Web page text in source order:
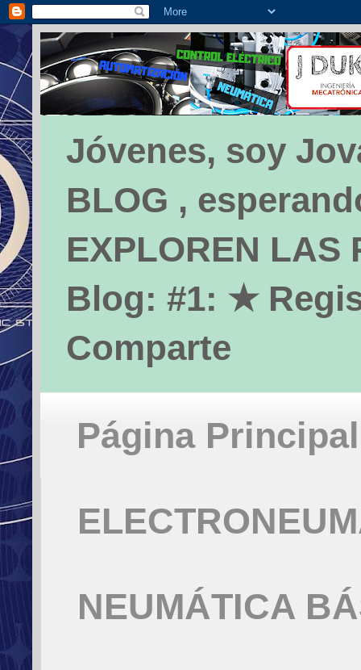
Jóvenes, soy
BLOG ,
EXPLOREN LAS
Blog: #1: ★
Comparte
Página Principal
NEUMÁTICA